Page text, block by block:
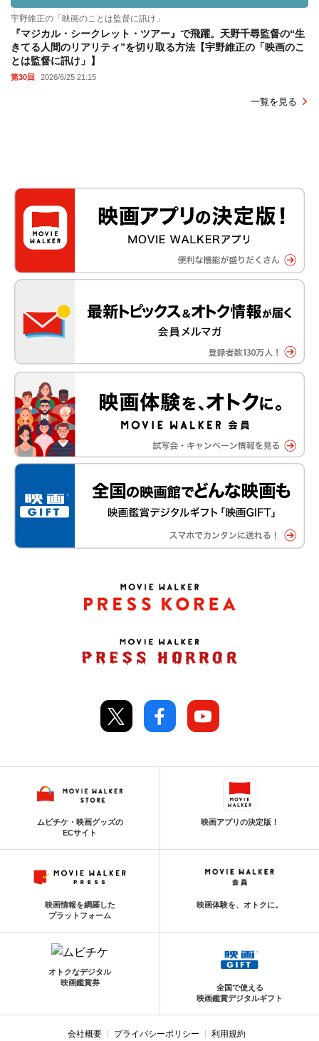
宇野維正の「映画のことは監督に訊け」
『マジカル・シークレット・ツアー』で飛躍。天野千尋監督の“生
きてる人間のリアリティ”を切り取る方法【宇野維正の「映画のこ
とは監督に訊け」】
第30回 2026/6/25 21:15
一覧を見る
ムビチケ・映画グッズの
ECサイト
映画アプリの決定版！
映画情報を網羅した
プラットフォーム
映画体験を、オトクに。
オトクなデジタル
映画鑑賞券
全国で使える
映画鑑賞デジタルギフト
会社概要 プライバシーポリシー 利用規約